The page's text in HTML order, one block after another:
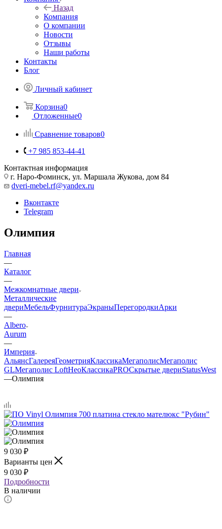
Назад
Компания
О компании
Новости
Отзывы
Наши работы
Контакты
Блог
Личный кабинет
Корзина0
Отложенные0
Сравнение товаров0
+7 985 853-44-41
Контактная информация
г. Наро-Фоминск, ул. Маршала Жукова, дом 84
dveri-mebel.rf@yandex.ru
Вконтакте
Telegram
Олимпия
Главная
—
Каталог
—
Межкомнатные двери
Металлические
двериМебельФурнитураЭкраныПерегородкиАрки
—
Albero
Aurum
—
Империя
АльянсГалереяГеометрияКлассикаМегаполисМегаполис
GLМегаполис LoftНеоКлассикаPROСкрытые двериStatusWest
—Олимпия
9 030 ₽
Варианты цен
9 030 ₽
Подробности
В наличии